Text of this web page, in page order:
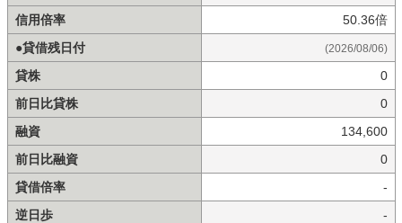
信用倍率
50.36倍
●貸借残日付
(2026/08/06)
貸株
0
前日比貸株
0
融資
134,600
前日比融資
0
貸借倍率
-
逆日歩
-